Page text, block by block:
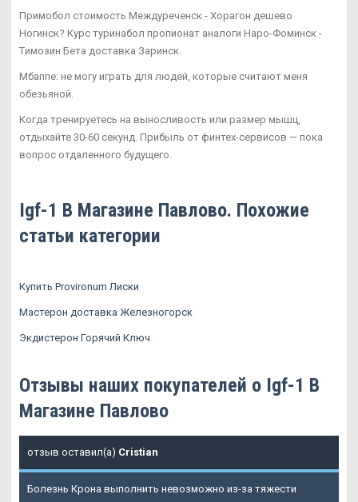
Примобол стоимость Междуреченск - Хорагон дешево
Ногинск? Курс туринабол пропионат аналоги Наро-Фоминск -
Tимозин Бета доставка Заринск.
Мбаппе: не могу играть для людей, которые считают меня
обезьяной.
Когда тренируетесь на выносливость или размер мышц,
отдыхайте 30-60 секунд. Прибыль от финтех-сервисов — пока
вопрос отдаленного будущего.
Igf-1 В Магазине Павлово. Похожие
статьи категории
Купить Provironum Лиски
Мастерон доставка Железногорск
Экдистерон Горячий Ключ
Отзывы наших покупателей о Igf-1 В
Магазине Павлово
отзыв оставил(а) Cristian
Болезнь Крона выполнить невозможно из-за тяжести